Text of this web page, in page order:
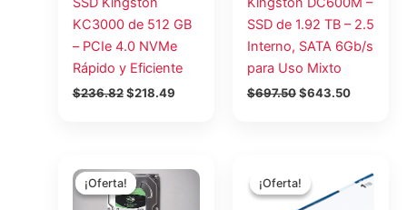
KC3000 de 512 GB
– PCIe 4.0 NVMe
Rápido y Eficiente
$236.82 $218.49
SSD de 1.92 TB – 2.5
Interno, SATA 6Gb/s
para Uso Mixto
$697.50$643.50
¡Oferta!
¡Oferta!precio
original
precio
¡Oferta!
¡Oferta!precio
original
precio
actual